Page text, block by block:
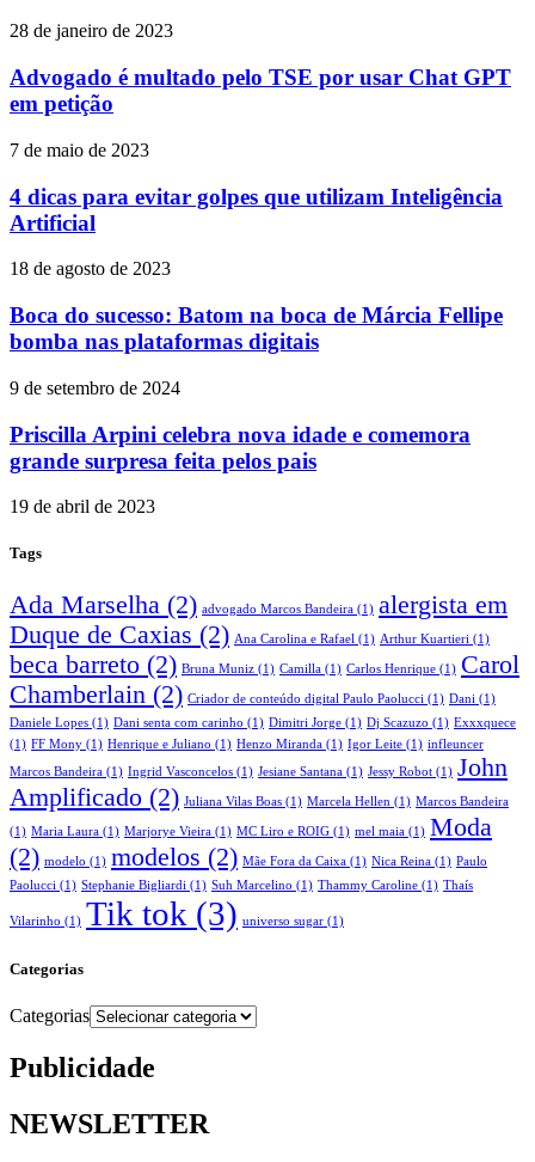
28 de janeiro de 2023
Advogado é multado pelo TSE por usar Chat GPT
em petição
7 de maio de 2023
4 dicas para evitar golpes que utilizam Inteligência
Artificial
18 de agosto de 2023
Boca do sucesso: Batom na boca de Márcia Fellipe
bomba nas plataformas digitais
9 de setembro de 2024
Priscilla Arpini celebra nova idade e comemora
grande surpresa feita pelos pais
19 de abril de 2023
Tags
Ada Marselha (2) advogado Marcos Bandeira (1) alergista em
Duque de Caxias (2) Ana Carolina e Rafael (1) Arthur Kuartieri (1)
beca barreto (2) Bruna Muniz (1) Camilla (1) Carlos Henrique (1) Carol
Chamberlain (2) Criador de conteúdo digital Paulo Paolucci (1) Dani (1)
Daniele Lopes (1) Dani senta com carinho (1) Dimitri Jorge (1) Dj Scazuzo (1) Exxxquece
(1) FF Mony (1) Henrique e Juliano (1) Henzo Miranda (1) Igor Leite (1) infleuncer
Marcos Bandeira (1) Ingrid Vasconcelos (1) Jesiane Santana (1) Jessy Robot (1) John
Amplificado (2) Juliana Vilas Boas (1) Marcela Hellen (1) Marcos Bandeira
(1) Maria Laura (1) Marjorye Vieira (1) MC Liro e ROIG (1) mel maia (1) Moda
(2) modelo (1) modelos (2) Mãe Fora da Caixa (1) Nica Reina (1) Paulo
Paolucci (1) Stephanie Bigliardi (1) Suh Marcelino (1) Thammy Caroline (1) Thaís
Vilarinho (1) Tik tok (3) universo sugar (1)
Categorias
Categorias
Publicidade
NEWSLETTER